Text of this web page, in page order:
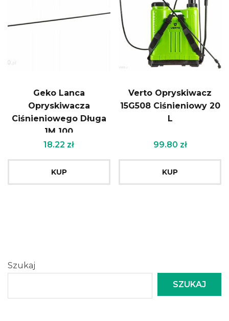
Geko Lanca
Opryskiwacza
Ciśnieniowego Długa
1M 100
18.22 zł
KUP
Verto Opryskiwacz
15G508 Ciśnieniowy 20
L
99.80 zł
KUP
Szukaj
SZUKAJ